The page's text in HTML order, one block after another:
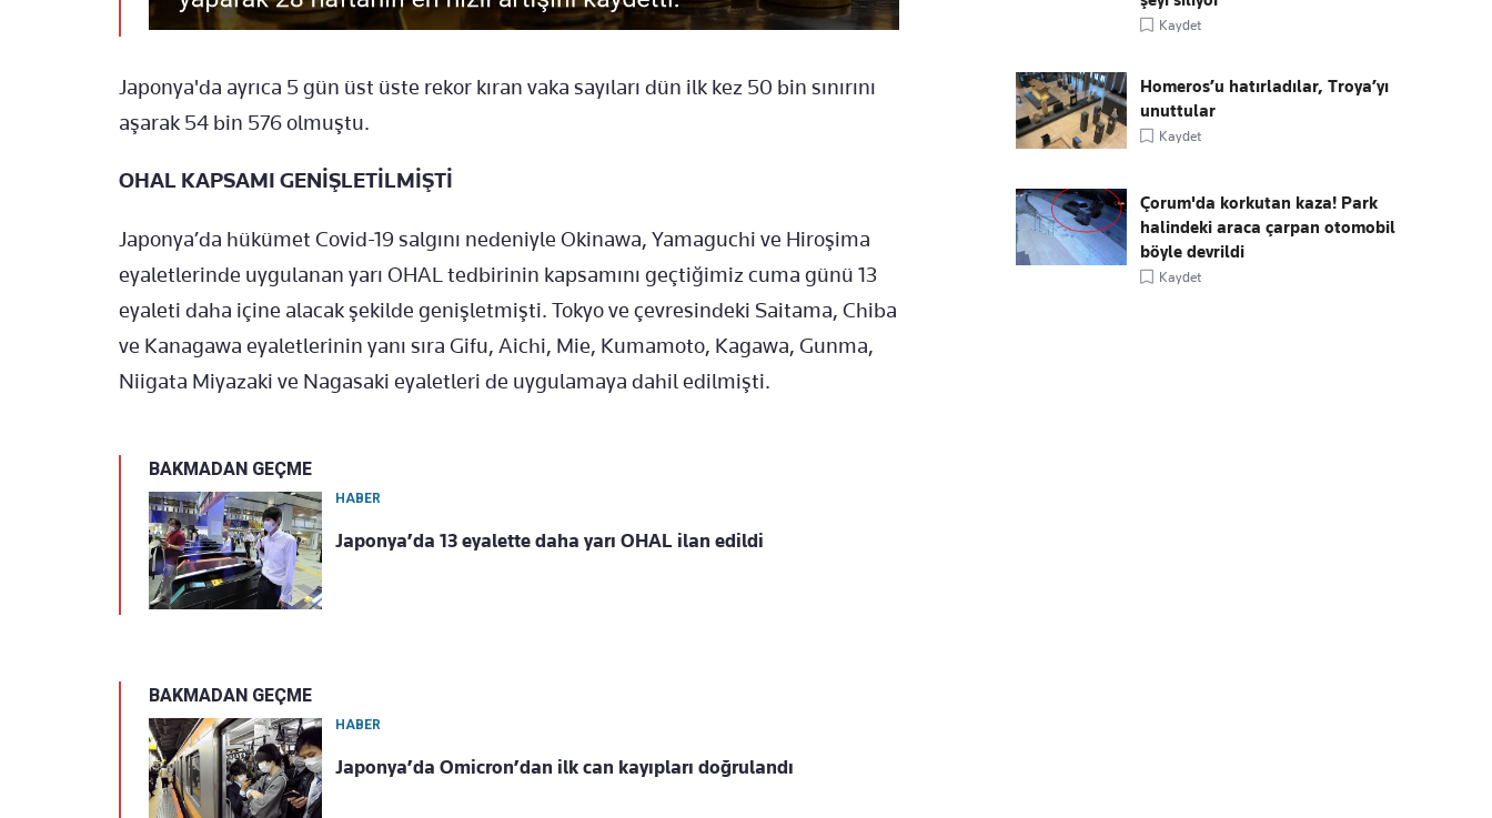
Japonya'da ayrıca 5 gün üst üste rekor kıran vaka sayıları dün ilk kez 50 bin sınırını
aşarak 54 bin 576 olmuştu.
OHAL KAPSAMI GENİŞLETİLMİŞTİ
Japonya’da hükümet Covid-19 salgını nedeniyle Okinawa, Yamaguchi ve Hiroşima
eyaletlerinde uygulanan yarı OHAL tedbirinin kapsamını geçtiğimiz cuma günü 13
eyaleti daha içine alacak şekilde genişletmişti. Tokyo ve çevresindeki Saitama, Chiba
ve Kanagawa eyaletlerinin yanı sıra Gifu, Aichi, Mie, Kumamoto, Kagawa, Gunma,
Niigata Miyazaki ve Nagasaki eyaletleri de uygulamaya dahil edilmişti.
BAKMADAN GEÇME
HABER
Japonya’da 13 eyalette daha yarı OHAL ilan edildi
BAKMADAN GEÇME
HABER
Japonya’da Omicron’dan ilk can kayıpları doğrulandı
Kaydet
Homeros’u hatırladılar, Troya’yı
unuttular
Kaydet
Çorum'da korkutan kaza! Park
halindeki araca çarpan otomobil
böyle devrildi
Kaydet